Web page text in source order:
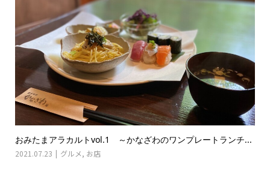
おみたまアラカルトvol.1 ～かなざわのワンプレートランチ...
2021.07.23 グルメ, お店